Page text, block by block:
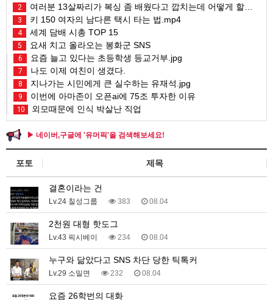
2 여러분 13살짜리가 복싱 좀 배웠다고 깝치는데 어떻게 할까요?
3 키 150 여자의 남다른 택시 타는 법.mp4
4 세계 담배 시총 TOP 15
5 요새 치고 올라오는 봉화군 SNS
6 요즘 늘고 있다는 초등학생 등교거부.jpg
7 나도 이제 여친이 생겼다.
8 지나가는 시민에게 큰 실수하는 유재석.jpg
9 이번에 아마존이 오픈ai에 75조 투자한 이유
10 외모때문에 인식 박살난 직업
▶ 네이버,구글에 '유머픽'을 검색해보세요!
포토 제목
결혼이라는 건
Lv.24 칠성그룹 383 08.04
2천원 대형 핫도그
Lv.43 픽시베이 234 08.04
누구와 닮았다고 SNS 차단 당한 틱톡커
Lv.29 소밀면 232 08.04
요즘 26학번의 대화